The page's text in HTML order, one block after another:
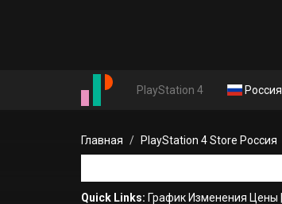
PlayStation 4 Россия
Главная PlayStation 4 Store Россия
Quick Links: График Изменения Цены